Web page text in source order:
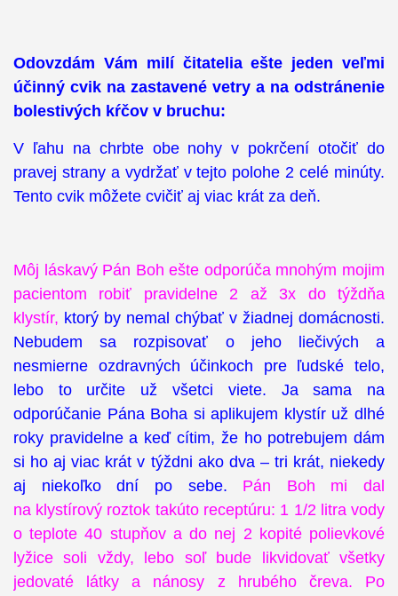
Odovzdám Vám milí čitatelia ešte jeden veľmi
účinný cvik na zastavené vetry a na odstránenie
bolestivých kŕčov v bruchu:
V ľahu na chrbte obe nohy v pokrčení otočiť do
pravej strany a vydržať v tejto polohe 2 celé minúty.
Tento cvik môžete cvičiť aj viac krát za deň.
Môj láskavý Pán Boh ešte odporúča mnohým mojim
pacientom robiť pravidelne 2 až 3x do týždňa
klystír, ktorý by nemal chýbať v žiadnej domácnosti.
Nebudem sa rozpisovať o jeho liečivých a
nesmierne ozdravných účinkoch pre ľudské telo,
lebo to určite už všetci viete. Ja sama na
odporúčanie Pána Boha si aplikujem klystír už dlhé
roky pravidelne a keď cítim, že ho potrebujem dám
si ho aj viac krát v týždni ako dva – tri krát, niekedy
aj niekoľko dní po sebe. Pán Boh mi dal
na klystírový roztok takúto receptúru: 1 1/2 litra vody
o teplote 40 stupňov a do nej 2 kopité polievkové
lyžice soli vždy, lebo soľ bude likvidovať všetky
jedovaté látky a nánosy z hrubého čreva. Po